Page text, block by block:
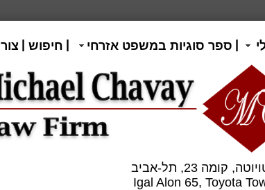
ספר סוגיות במשפט אזרחי חיפוש
Igal Alon 65, Toyota